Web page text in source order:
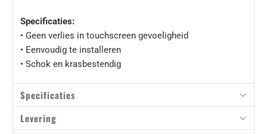
Specificaties:
• Geen verlies in touchscreen gevoeligheid
• Eenvoudig te installeren
• Schok en krasbestendig
Specificaties
Levering